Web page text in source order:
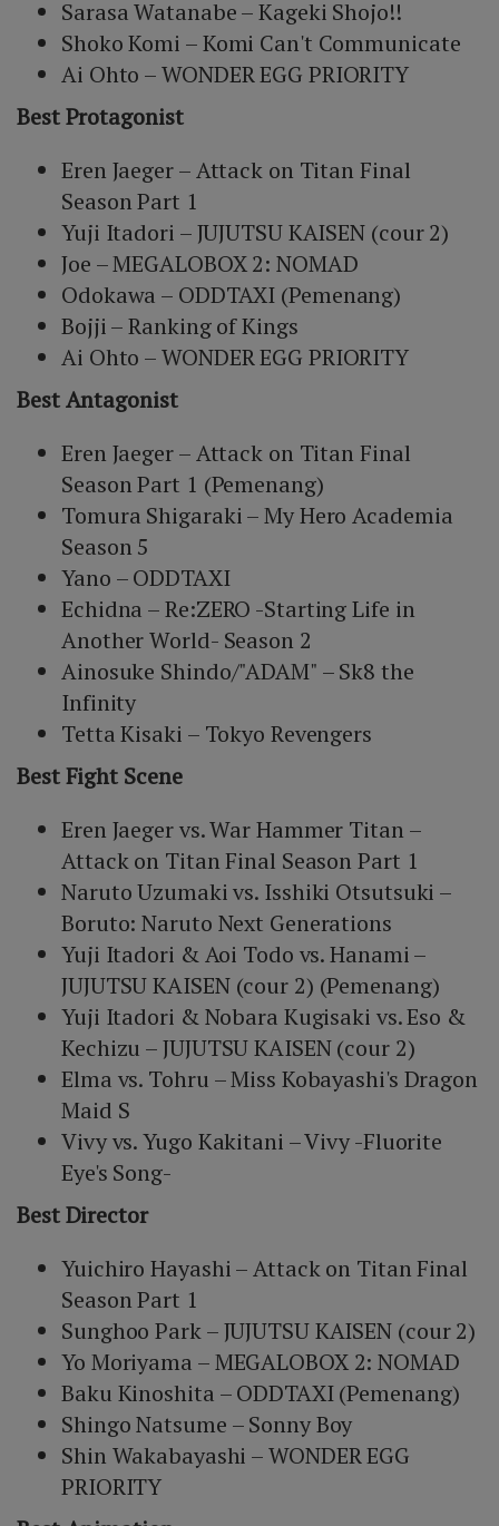
Sarasa Watanabe – Kageki Shojo!!
Shoko Komi – Komi Can't Communicate
Ai Ohto – WONDER EGG PRIORITY
Best Protagonist
Eren Jaeger – Attack on Titan Final
Season Part 1
Yuji Itadori – JUJUTSU KAISEN (cour 2)
Joe – MEGALOBOX 2: NOMAD
Odokawa – ODDTAXI (Pemenang)
Bojji – Ranking of Kings
Ai Ohto – WONDER EGG PRIORITY
Best Antagonist
Eren Jaeger – Attack on Titan Final
Season Part 1 (Pemenang)
Tomura Shigaraki – My Hero Academia
Season 5
Yano – ODDTAXI
Echidna – Re:ZERO -Starting Life in
Another World- Season 2
Ainosuke Shindo/"ADAM" – Sk8 the
Infinity
Tetta Kisaki – Tokyo Revengers
Best Fight Scene
Eren Jaeger vs. War Hammer Titan –
Attack on Titan Final Season Part 1
Naruto Uzumaki vs. Isshiki Otsutsuki –
Boruto: Naruto Next Generations
Yuji Itadori & Aoi Todo vs. Hanami –
JUJUTSU KAISEN (cour 2) (Pemenang)
Yuji Itadori & Nobara Kugisaki vs. Eso &
Kechizu – JUJUTSU KAISEN (cour 2)
Elma vs. Tohru – Miss Kobayashi's Dragon
Maid S
Vivy vs. Yugo Kakitani – Vivy -Fluorite
Eye's Song-
Best Director
Yuichiro Hayashi – Attack on Titan Final
Season Part 1
Sunghoo Park – JUJUTSU KAISEN (cour 2)
Yo Moriyama – MEGALOBOX 2: NOMAD
Baku Kinoshita – ODDTAXI (Pemenang)
Shingo Natsume – Sonny Boy
Shin Wakabayashi – WONDER EGG
PRIORITY